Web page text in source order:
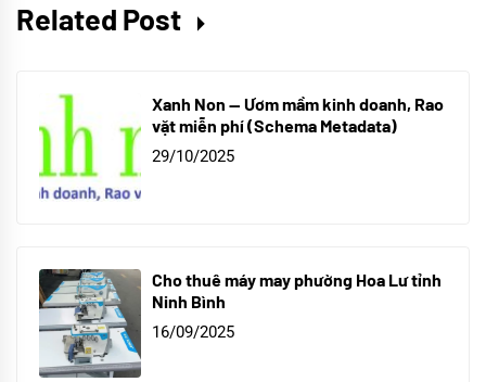
Related Post
Xanh Non — Ươm mầm kinh doanh, Rao
vặt miễn phí (Schema Metadata)
29/10/2025
Cho thuê máy may phường Hoa Lư tỉnh
Ninh Bình
16/09/2025